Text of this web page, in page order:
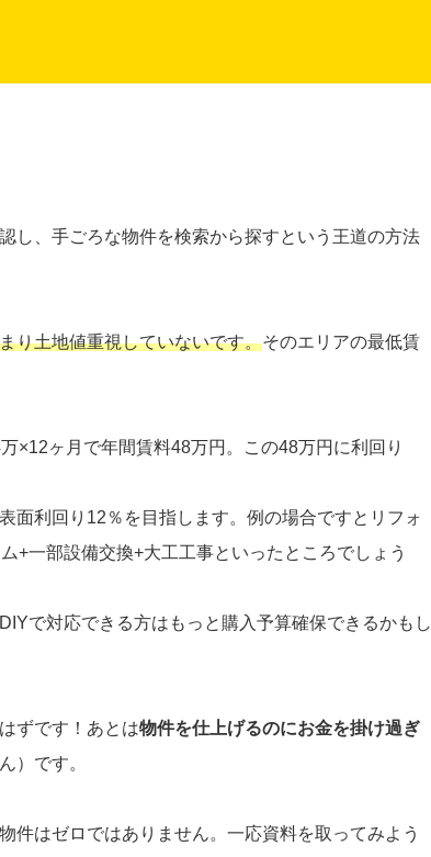
し、手ごろな物件を検索から探すという王道の方法
り土地値重視していないです。そのエリアの最低賃
×12ヶ月で年間賃料48万円。この48万円に利回り
面利回り12％を目指します。例の場合ですとリフォ
+一部設備交換+大工工事といったところでしょう
で対応できる方はもっと購入予算確保できるかもし
ずです！あとは物件を仕上げるのにお金を掛け過ぎ
）です。
件はゼロではありません。一応資料を取ってみよう